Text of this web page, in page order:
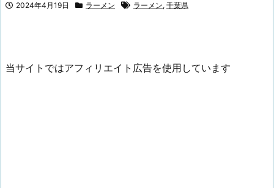
2024年4月19日 ラーメン ラーメン, 千葉県
当サイトではアフィリエイト広告を使用しています